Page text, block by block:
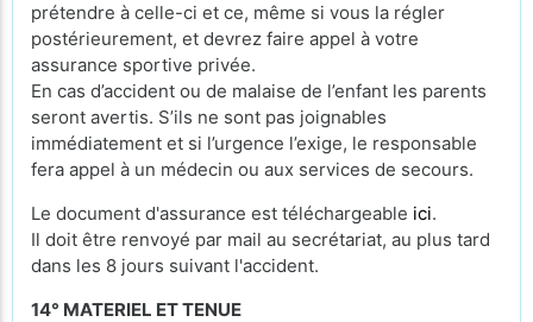
prétendre à celle-ci et ce, même si vous la régler
postérieurement, et devrez faire appel à votre
assurance sportive privée.
En cas d’accident ou de malaise de l’enfant les parents
seront avertis. S’ils ne sont pas joignables
immédiatement et si l’urgence l’exige, le responsable
fera appel à un médecin ou aux services de secours.
Le document d'assurance est téléchargeable ici.
Il doit être renvoyé par mail au secrétariat, au plus tard
dans les 8 jours suivant l'accident.
14° MATERIEL ET TENUE